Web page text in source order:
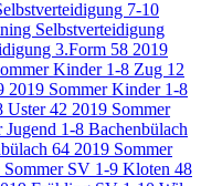
7-10
Selbstverteidigung
3.Form 58 2019
Kinder 1-8 Zug 12
2019 Sommer Kinder 1-8
Uster42 2019 Sommer
Jugend 1-8 Bachenbülach
64 2019 Sommer
Sommer SV 1-9 Kloten 48